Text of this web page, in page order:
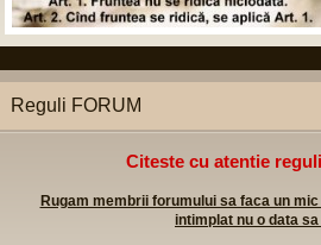
Reguli FORUM
Citeste cu atentie
Rugam membrii forumului sa faca un
intimplat nu o data